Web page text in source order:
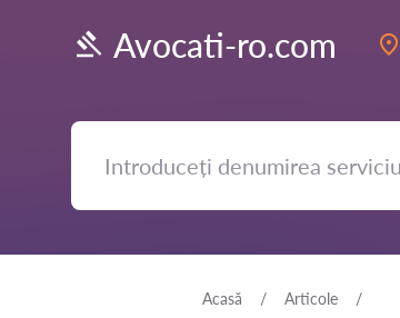
Avocati-ro.com
Acasă Articole